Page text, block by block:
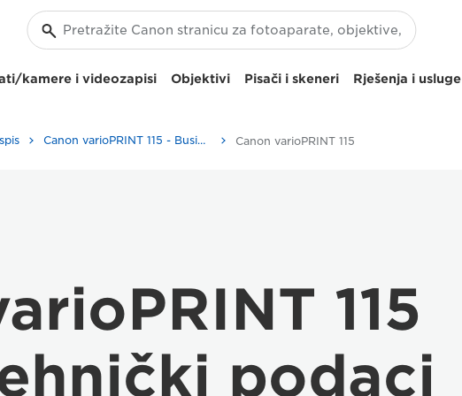
kamere i videozapisi Objektivi Pisači i skeneri Rješenja i usluge
Canon varioPRINT 115 - Business Printers & Fax Machines Canon varioPRINT 115
115
podaci